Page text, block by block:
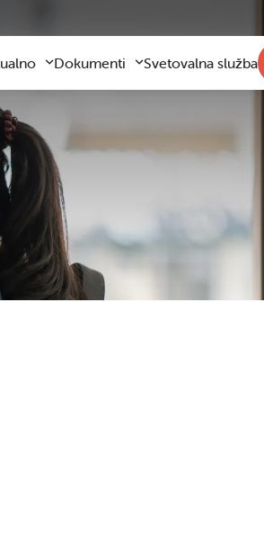
na domu
se je
slik
vsebine
Dokumenti
Drugi pravilniki
Svetovalna služba